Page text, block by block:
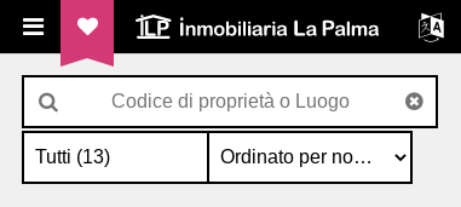
ILP Inmobiliaria La Palma